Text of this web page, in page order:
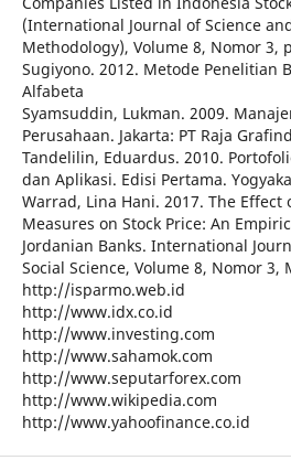
(International Journal of Science
Methodology), Volume 8, Nomor 3,
Sugiyono. 2012. Metode Penelitian
Alfabeta
Syamsuddin, Lukman. 2009.
Perusahaan. Jakarta: PT Raja
Tandelilin, Eduardus. 2010.
dan Aplikasi. Edisi Pertama.
Warrad, Lina Hani. 2017. The Effect
Measures on Stock Price: An
Jordanian Banks. International
Social Science, Volume 8, Nomor 3,
http://isparmo.web.id
http://www.idx.co.id
http://www.investing.com
http://www.sahamok.com
http://www.seputarforex.com
http://www.wikipedia.com
http://www.yahoofinance.co.id